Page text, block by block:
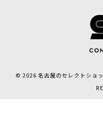
© 2026 名古屋のセレクトショ